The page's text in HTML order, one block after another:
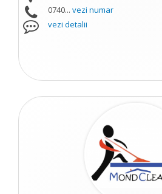
0740... vezi numar
vezi detalii